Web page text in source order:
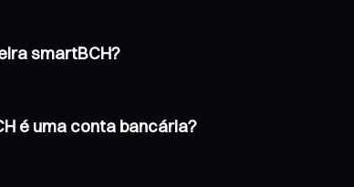
smartBCH?
é uma conta bancária?